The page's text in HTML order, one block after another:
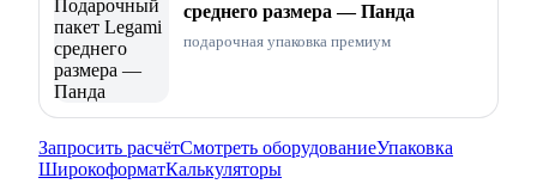
среднего размера — Панда
подарочная упаковка премиум
Запросить расчётСмотреть оборудованиеУпаковка
ШирокоформатКалькуляторы